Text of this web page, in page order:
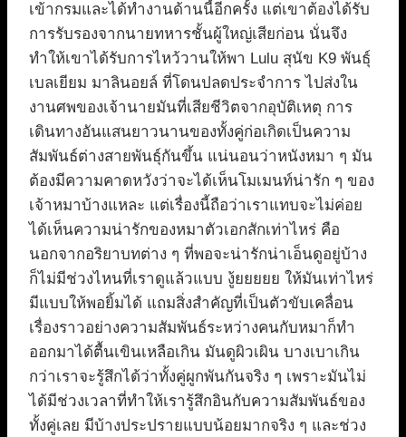
เข้ากรมและได้ทำงานด้านนี้อีกครั้ง แต่เขาต้องได้รับ
การรับรองจากนายทหารชั้นผู้ใหญ่เสียก่อน นั่นจึง
ทำให้เขาได้รับการไหว้วานให้พา Lulu สุนัข K9 พันธุ์
เบลเยียม มาลินอยล์ ที่โดนปลดประจำการ ไปส่งใน
งานศพของเจ้านายมันที่เสียชีวิตจากอุบัติเหตุ การ
เดินทางอันแสนยาวนานของทั้งคู่ก่อเกิดเป็นความ
สัมพันธ์ต่างสายพันธุ์กันขึ้น แน่นอนว่าหนังหมา ๆ มัน
ต้องมีความคาดหวังว่าจะได้เห็นโมเมนท์น่ารัก ๆ ของ
เจ้าหมาบ้างแหละ แต่เรื่องนี้ถือว่าเราแทบจะไม่ค่อย
ได้เห็นความน่ารักของหมาตัวเอกสักเท่าไหร่ คือ
นอกจากอริยาบทต่าง ๆ ที่พอจะน่ารักน่าเอ็นดูอยู่บ้าง
ก็ไม่มีช่วงไหนที่เราดูแล้วแบบ งู้ยยยยย ให้มันเท่าไหร่
มีแบบให้พอยิ้มได้ แถมสิ่งสำคัญที่เป็นตัวขับเคลื่อน
เรื่องราวอย่างความสัมพันธ์ระหว่างคนกับหมาก็ทำ
ออกมาได้ตื้นเขินเหลือเกิน มันดูผิวเผิน บางเบาเกิน
กว่าเราจะรู้สึกได้ว่าทั้งคู่ผูกพันกันจริง ๆ เพราะมันไม่
ได้มีช่วงเวลาที่ทำให้เรารู้สึกอินกับความสัมพันธ์ของ
ทั้งคู่เลย มีบ้างประปรายแบบน้อยมากจริง ๆ และช่วง